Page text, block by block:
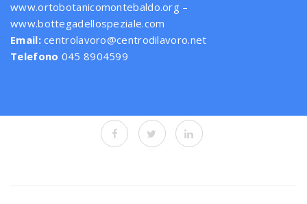
www.ortobotanicomontebaldo.org –
www.bottegadellospeziale.com
Email: centrolavoro@centrodilavoro.net
Telefono 045 8904599